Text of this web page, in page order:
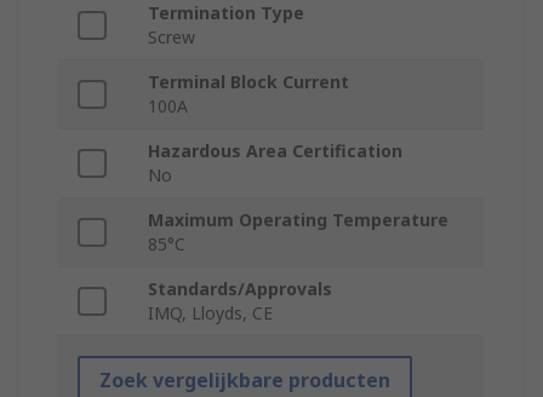
Termination Type
Screw
Terminal Block Current
100A
Hazardous Area Certification
No
Maximum Operating Temperature
85°C
Standards/Approvals
IMQ, Lloyds, CE
Zoek vergelijkbare producten